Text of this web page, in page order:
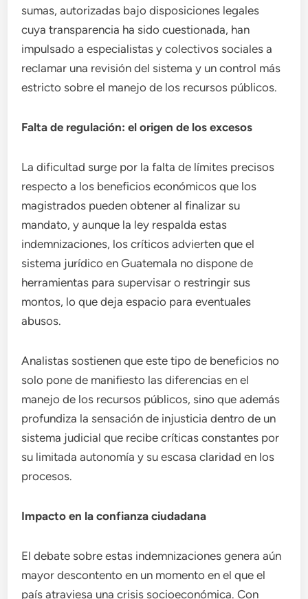
sumas, autorizadas bajo disposiciones legales
cuya transparencia ha sido cuestionada, han
impulsado a especialistas y colectivos sociales a
reclamar una revisión del sistema y un control más
estricto sobre el manejo de los recursos públicos.
Falta de regulación: el origen de los excesos
La dificultad surge por la falta de límites precisos
respecto a los beneficios económicos que los
magistrados pueden obtener al finalizar su
mandato, y aunque la ley respalda estas
indemnizaciones, los críticos advierten que el
sistema jurídico en Guatemala no dispone de
herramientas para supervisar o restringir sus
montos, lo que deja espacio para eventuales
abusos.
Analistas sostienen que este tipo de beneficios no
solo pone de manifiesto las diferencias en el
manejo de los recursos públicos, sino que además
profundiza la sensación de injusticia dentro de un
sistema judicial que recibe críticas constantes por
su limitada autonomía y su escasa claridad en los
procesos.
Impacto en la confianza ciudadana
El debate sobre estas indemnizaciones genera aún
mayor descontento en un momento en el que el
país atraviesa una crisis socioeconómica. Con